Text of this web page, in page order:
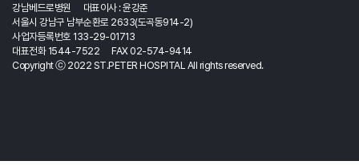
강남베드로병원 대표이사 : 윤강준
서울시 강남구 남부순환로 2633(도곡동914-2)
사업자등록번호 133-29-01713
대표전화 1544-7522 FAX 02-574-9414
Copyright ⓒ 2022 ST.PETER HOSPITAL All rights reserved.